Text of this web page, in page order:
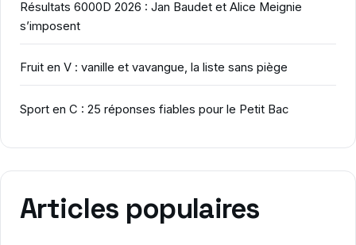
Résultats 6000D 2026 : Jan Baudet et Alice Meignie
s’imposent
Fruit en V : vanille et vavangue, la liste sans piège
Sport en C : 25 réponses fiables pour le Petit Bac
Articles populaires